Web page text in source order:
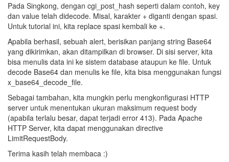
Pada Singkong, dengan cgi_post_hash seperti dalam contoh, key
dan value telah didecode. Misal, karakter + diganti dengan spasi.
Untuk tutorial ini, kita replace spasi kembali ke +.
Apabila berhasil, sebuah alert, berisikan panjang string Base64
yang dikirimkan, akan ditampilkan di browser. Di sisi server, kita
bisa menulis data ini ke sistem database ataupun ke file. Untuk
decode Base64 dan menulis ke file, kita bisa menggunakan fungsi
x_base64_decode_file.
Sebagai tambahan, kita mungkin perlu mengkonfigurasi HTTP
server untuk menentukan ukuran maksimum request body
(apabila terlalu besar, dapat terjadi error 413). Pada Apache
HTTP Server, kita dapat menggunakan directive
LimitRequestBody.
Terima kasih telah membaca :)